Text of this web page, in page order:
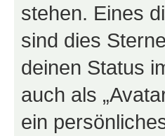
stehen. Eines
sind dies
deinen Status
auch als
ein